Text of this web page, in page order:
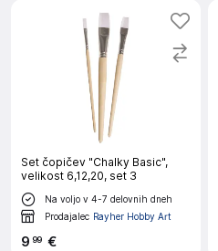
Set čopičev "Chalky Basic",
velikost 6,12,20, set 3
Na voljo v 4-7 delovnih dneh
Prodajalec Rayher Hobby Art
9 99 €